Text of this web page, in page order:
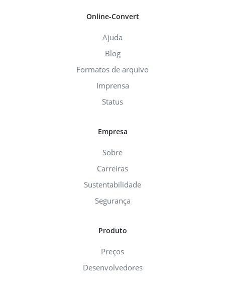
Online-Convert
Ajuda
Blog
Formatos de arquivo
Imprensa
Status
Empresa
Sobre
Carreiras
Sustentabilidade
Segurança
Produto
Preços
Desenvolvedores